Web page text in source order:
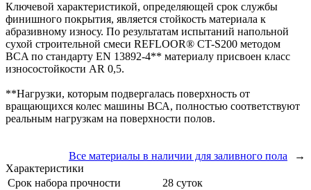
Ключевой характеристикой, определяющей срок службы
финишного покрытия, является стойкость материала к
абразивному износу. По результатам испытаний напольной
сухой строительной смеси REFLOOR® CT-S200 методом
BCA по стандарту EN 13892-4** материалу присвоен класс
износостойкости AR 0,5.
**Нагрузки, которым подвергалась поверхность от
вращающихся колес машины ВСА, полностью соответствуют
реальным нагрузкам на поверхности полов.
Все материалы в наличии для заливного пола
→
Характеристики
Срок набора прочности
28 суток